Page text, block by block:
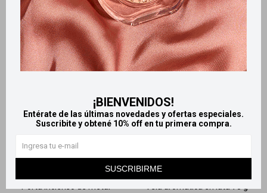
¡BIENVENIDOS!
Entérate de las últimas novedades y ofertas especiales.
Suscribite y obtené 10% off en tu primera compra.
SUSCRIBIRME
LlegaMAÑANA LlegaMAÑANA